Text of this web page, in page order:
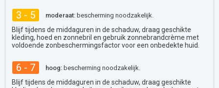
3 - 5 moderaat: bescherming noodzakelijk.
Blijf tijdens de middaguren in de schaduw, draag geschikte
kleding, hoed en zonnebril en gebruik zonnebrandcrème met
voldoende zonbeschermingsfactor voor een onbedekte huid.
6 - 7 hoog: bescherming noodzakelijk.
Blijf tijdens de middaguren in de schaduw, draag geschikte